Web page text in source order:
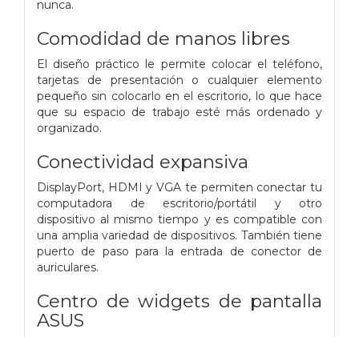
nunca.
Comodidad de manos libres
El diseño práctico le permite colocar el teléfono,
tarjetas de presentación o cualquier elemento
pequeño sin colocarlo en el escritorio, lo que hace
que su espacio de trabajo esté más ordenado y
organizado.
Conectividad expansiva
DisplayPort, HDMI y VGA te permiten conectar tu
computadora de escritorio/portátil y otro
dispositivo al mismo tiempo y es compatible con
una amplia variedad de dispositivos. También tiene
puerto de paso para la entrada de conector de
auriculares.
Centro de widgets de pantalla
ASUS